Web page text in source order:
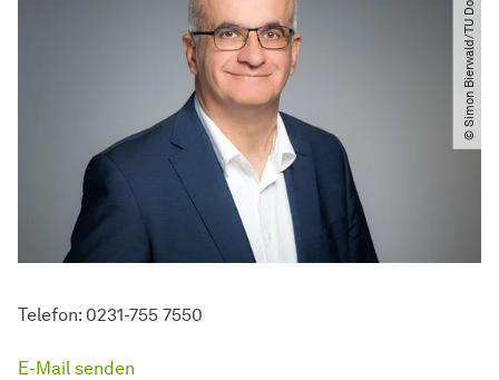
© Simon Bierwald​​/​​TU Dortmund
Telefon: 0231-755 7550
E-Mail senden